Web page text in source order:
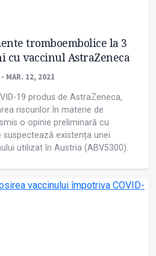
tromboembolice la 3
cu vaccinul AstraZeneca
- MAR. 12, 2021
19 produs de AstraZeneca,
riscurilor în materie de
o opinie preliminară cu
existența unei
utilizat în Austria (ABV5300).